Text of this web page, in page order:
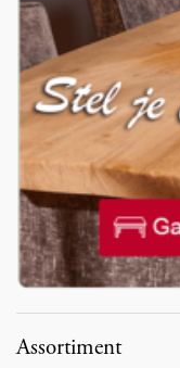
Assortiment